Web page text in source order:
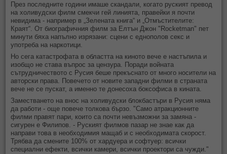
През последните години имаше скандали, когато руският превод
на холивудски филм смекчи гей линията, правейки я почти
невидима - например в „Зелената книга“ и „Отмъстителите:
Краят“. От биографичния филм за Елтън Джон "Rocketman" пет
минути бяха напълно изрязани: сцени с еднополов секс и
употреба на наркотици.
Но сега катастрофата в областта на киното вече е настъпила и
изобщо не става въпрос за цензура. Поради войната
сътрудничеството с Русия беше прекъснато от много носители на
авторски права. Повечето от новите западни филми в страната
вече не се пускат, а именно те донесоха боксофиса в кината.
Заместването на внос на холивудски блокбастъри в Русия няма
да работи - още повече толкова бързо. "Само атракционните
филми правят пари, които са почти невъзможни за замяна -
сигурен е Филипов. - Руският филмов пазар не знае как да
направи това в необходимия мащаб и с необходимата скорост.
Трябва да смените 100% от хардуера и софтуер: всички
специални ефекти, всички камери, всички проектори са чужди."